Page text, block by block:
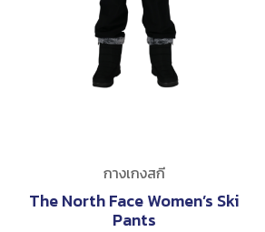
กางเกงสกี
The North Face Women’s Ski
Pants